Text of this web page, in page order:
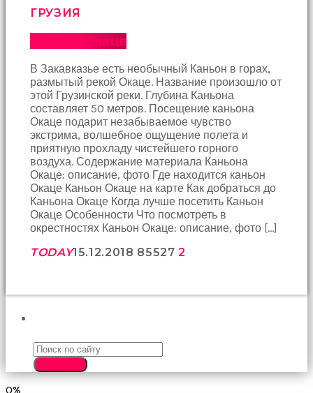
porno
yakın
arkadaş
birbirlerine
teşekkür
ederek
bunu
tekrar
yapmak
sözleşiyorlar
altyazılı
porno
Arkadaşımın
evine
takılmaya
gittiğimde
kıçına
konsantre
olamıyordum
ГРУЗИЯ
Каньон Окаце
В Закавказье есть необычный Каньон в горах,
размытый рекой Окаце. Название произошло от
этой Грузинской реки. Глубина Каньона
составляет 50 метров. Посещение каньона
Окаце подарит незабываемое чувство
экстрима, волшебное ощущение полета и
приятную прохладу чистейшего горного
воздуха. Содержание материала Каньона
Окаце: описание, фото Где находится каньон
Окаце Каньон Окаце на карте Как добраться до
Каньона Окаце Когда лучше посетить Каньон
Окаце Особенности Что посмотреть в
окрестностях Каньон Окаце: описание, фото […]
TODAY15.12.2018 85527 2
0%